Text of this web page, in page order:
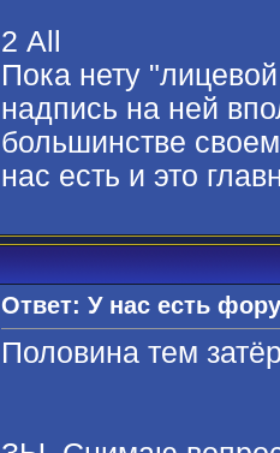
2 All
Пока нету
надпись на ней
большинстве
нас есть и это
Ответ: У нас есть
Половина тем